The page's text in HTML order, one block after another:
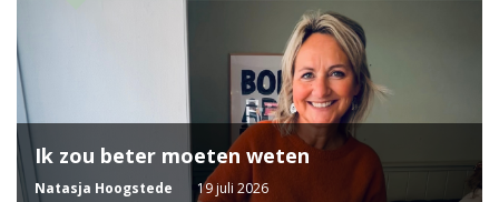
Ik zou beter moeten weten
Natasja Hoogstede 19 juli 2026